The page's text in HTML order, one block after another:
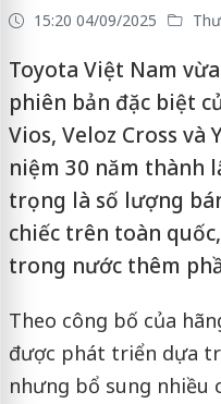
15:20 04/09/2025
Toyota Việt Nam
phiên bản đặc biệt
Vios, Veloz Cross và
niệm 30 năm thành
trọng là số lượng
chiếc trên toàn
trong nước thêm
Theo công bố của
được phát triển dựa
nhưng bổ sung nhiều